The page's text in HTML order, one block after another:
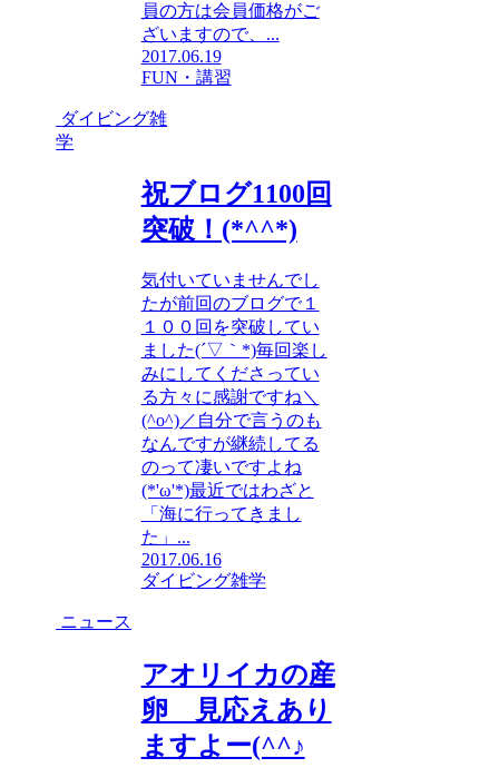
員の方は会員価格がご
ざいますので、...
2017.06.19
FUN・講習
ダイビング雑
学
祝ブログ1100回
突破！(*^^*)
気付いていませんでし
たが前回のブログで１
１００回を突破してい
ました(´▽｀*)毎回楽し
みにしてくださってい
る方々に感謝ですね＼
(^o^)／自分で言うのも
なんですが継続してる
のって凄いですよね
(*'ω'*)最近ではわざと
「海に行ってきまし
た」...
2017.06.16
ダイビング雑学
ニュース
アオリイカの産
卵 見応えあり
ますよー(^^♪